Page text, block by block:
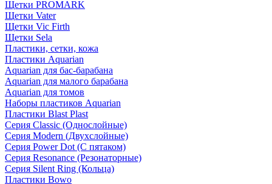
Щетки PROMARK
Щетки Vater
Щетки Vic Firth
Щетки Sela
Пластики, сетки, кожа
Пластики Aquarian
Aquarian для бас-барабана
Aquarian для малого барабана
Aquarian для томов
Наборы пластиков Aquarian
Пластики Blast Plast
Серия Classic (Однослойные)
Серия Modern (Двухслойные)
Серия Power Dot (С пятаком)
Серия Resonance (Резонаторные)
Серия Silent Ring (Кольца)
Пластики Bowo